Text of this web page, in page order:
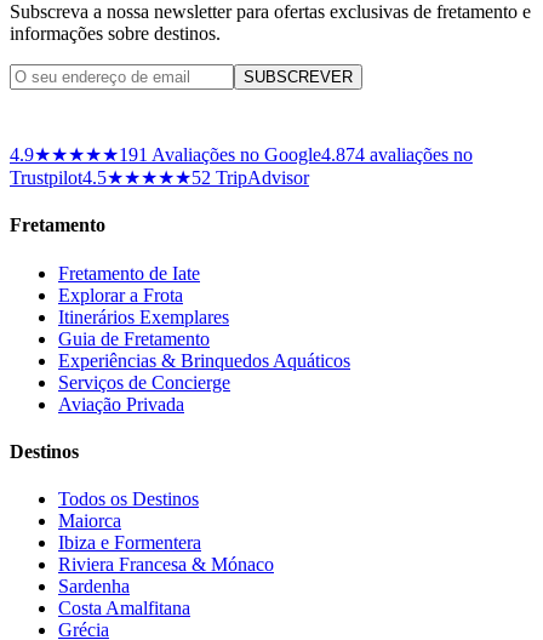
Subscreva a nossa newsletter para ofertas exclusivas de fretamento e
informações sobre destinos.
SUBSCREVER
4.9★★★★★191 Avaliações no Google4.874 avaliações no
Trustpilot4.5★★★★★52 TripAdvisor
Fretamento
Fretamento de Iate
Explorar a Frota
Itinerários Exemplares
Guia de Fretamento
Experiências & Brinquedos Aquáticos
Serviços de Concierge
Aviação Privada
Destinos
Todos os Destinos
Maiorca
Ibiza e Formentera
Riviera Francesa & Mónaco
Sardenha
Costa Amalfitana
Grécia